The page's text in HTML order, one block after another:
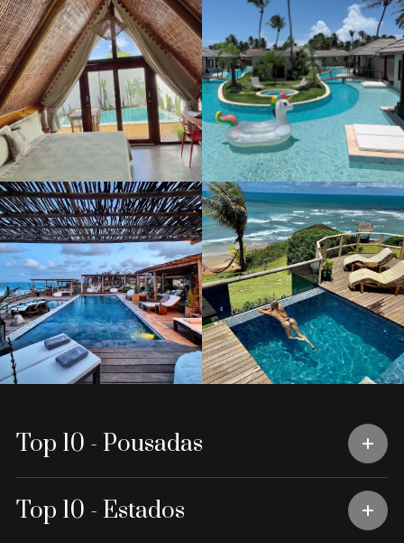
Top 10 - Pousadas
Top 10 - Estados